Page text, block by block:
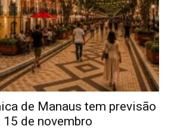
de Manaus tem previsão
15 de novembro